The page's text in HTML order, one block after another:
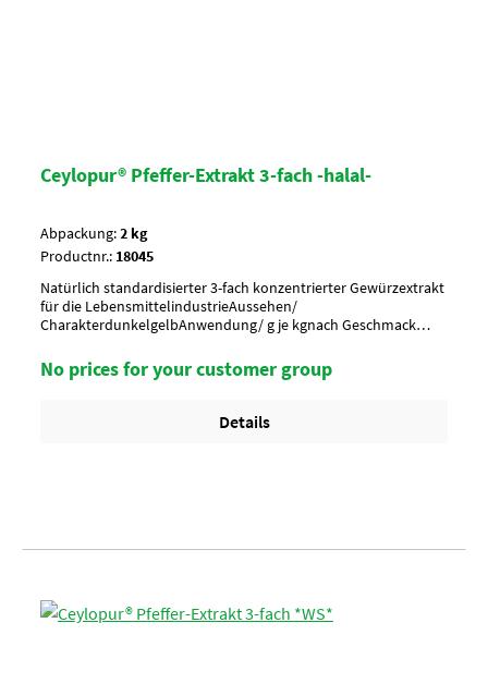
Ceylopur® Pfeffer-Extrakt 3-fach -halal-
Abpackung:2 kg
Productnr.: 18045
Natürlich standardisierter 3-fach konzentrierter Gewürzextrakt
für die LebensmittelindustrieAussehen/
CharakterdunkelgelbAnwendung/ g je kgnach Geschmack
PaletteArtikel-StatusHalal zertifiziert
No prices for your customer group
Details